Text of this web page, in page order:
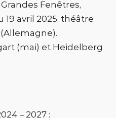
Fenêtres,
19 avril 2025, théâtre
(mai) et Heidelberg
– 2027 :